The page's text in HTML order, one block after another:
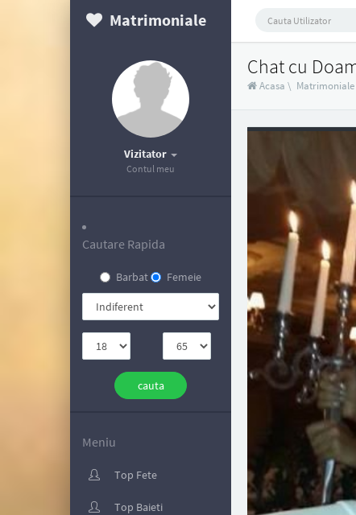
Matrimoniale
Vizitator
Contul meu
Cautare Rapida
Barbat Femeie
Meniu
Top Fete
Top Baieti
Chat cu
Acasa \ Matrimoniale